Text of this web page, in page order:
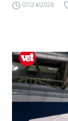
07/24/2026